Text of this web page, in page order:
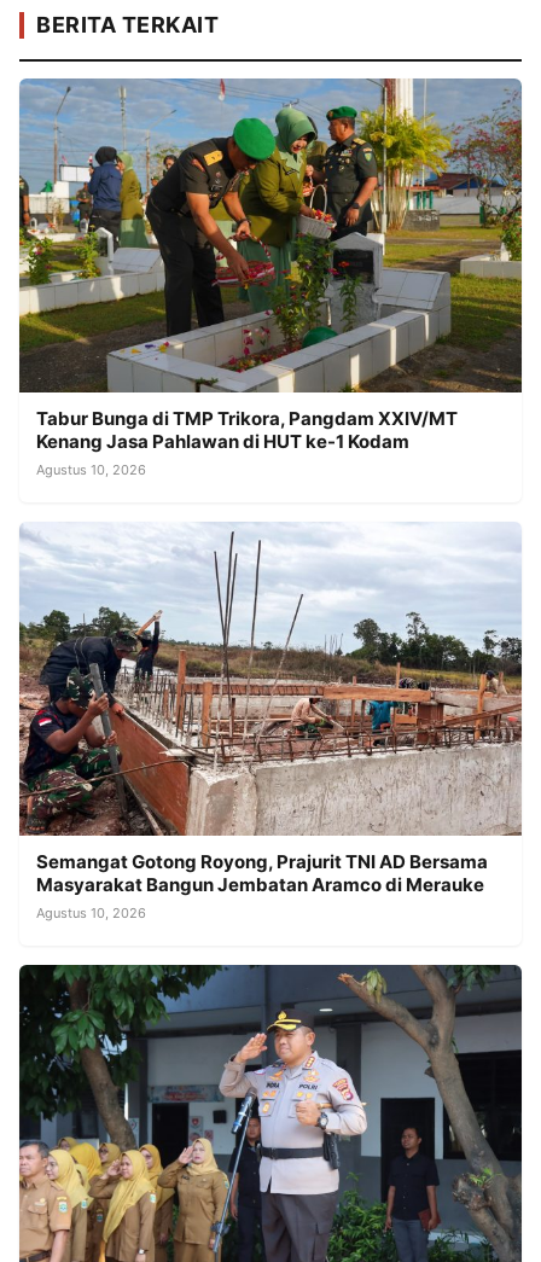
BERITA TERKAIT
Tabur Bunga di TMP Trikora, Pangdam XXIV/MT
Kenang Jasa Pahlawan di HUT ke-1 Kodam
Agustus 10, 2026
Semangat Gotong Royong, Prajurit TNI AD Bersama
Masyarakat Bangun Jembatan Aramco di Merauke
Agustus 10, 2026